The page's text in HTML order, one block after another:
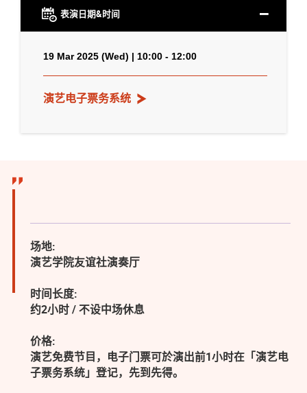
表演日期&时间
19 Mar 2025 (Wed) | 10:00 - 12:00
演艺电子票务系统
场地:
演艺学院友谊社演奏厅
时间长度:
约2小时 / 不设中场休息
价格:
演艺免费节目，电子门票可於演出前1小时在「演艺电
子票务系统」登记，先到先得。